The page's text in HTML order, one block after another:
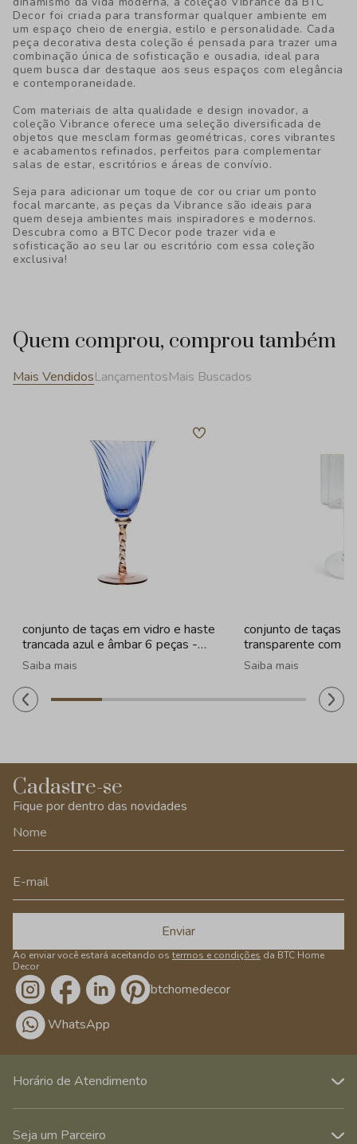
Decor foi criada para transformar qualquer ambiente em
um espaço cheio de energia, estilo e personalidade. Cada
peça decorativa desta coleção é pensada para trazer uma
combinação única de sofisticação e ousadia, ideal para
quem busca dar destaque aos seus espaços com elegância
e contemporaneidade.
Com materiais de alta qualidade e design inovador, a
coleção Vibrance oferece uma seleção diversificada de
objetos que mesclam formas geométricas, cores vibrantes
e acabamentos refinados, perfeitos para complementar
salas de estar, escritórios e áreas de convívio.
Seja para adicionar um toque de cor ou criar um ponto
focal marcante, as peças da Vibrance são ideais para
quem deseja ambientes mais inspiradores e modernos.
Descubra como a BTC Decor pode trazer vida e
sofisticação ao seu lar ou escritório com essa coleção
exclusiva!
Quem comprou, comprou também
Mais VendidosLançamentosMais Buscados
conjunto de taças em vidro e haste
trancada azul e âmbar 6 peças -
320ml
Saiba mais
conjunto de taças
transparente com
peças - 330ml
Saiba mais
Cadastre-se
Fique por dentro das novidades
Enviar
Ao enviar você estará aceitando os termos e condições da BTC Home
Decor
/btchomedecor
WhatsApp
Horário de Atendimento
Seja um Parceiro